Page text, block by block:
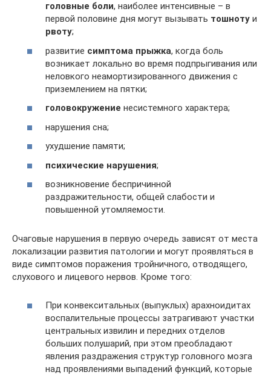
головные боли, наиболее интенсивные – в
первой половине дня могут вызывать тошноту и
рвоту;
развитие симптома прыжка, когда боль
возникает локально во время подпрыгивания или
неловкого неамортизированного движения с
приземлением на пятки;
головокружение несистемного характера;
нарушения сна;
ухудшение памяти;
психические нарушения;
возникновение беспричинной
раздражительности, общей слабости и
повышенной утомляемости.
Очаговые нарушения в первую очередь зависят от места
локализации развития патологии и могут проявляться в
виде симптомов поражения тройничного, отводящего,
слухового и лицевого нервов. Кроме того:
При конвекситальных (выпуклых) арахноидитах
воспалительные процессы затрагивают участки
центральных извилин и передних отделов
больших полушарий, при этом преобладают
явления раздражения структур головного мозга
над проявлениями выпадений функций, которые